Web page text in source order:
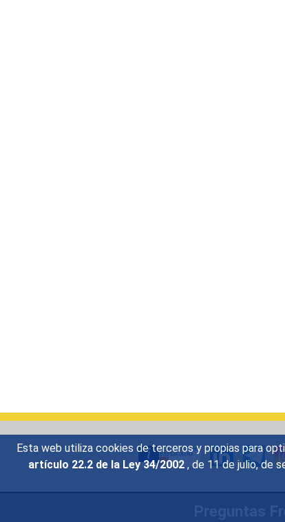
Esta web utiliza cookies de terceros y propias para
artículo 22.2 de la Ley 34/2002 , de 11 de julio, de
Preguntas